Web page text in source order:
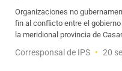
Organizaciones no
fin al conflicto entre el
la meridional provincia de
Corresponsal de IPS 20